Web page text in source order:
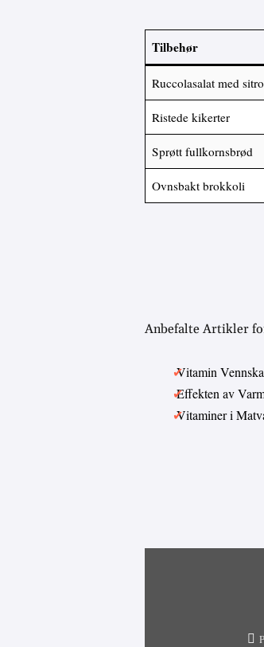
Tilbehør
Ruccolasalat med
Ristede kikerter
Sprøtt fullkornsbrød
Ovnsbakt brokkoli
Anbefalte Artikler
Vitamin
Effekten av
Vitaminer i